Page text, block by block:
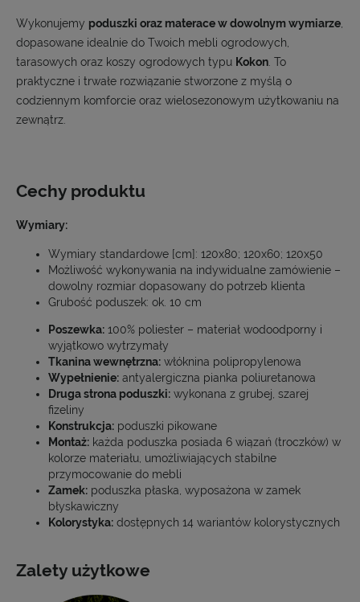
Wykonujemy poduszki oraz materace w dowolnym wymiarze,
dopasowane idealnie do Twoich mebli ogrodowych,
tarasowych oraz koszy ogrodowych typu Kokon. To
praktyczne i trwałe rozwiązanie stworzone z myślą o
codziennym komforcie oraz wielosezonowym użytkowaniu na
zewnątrz.
Cechy produktu
Wymiary:
Wymiary standardowe [cm]: 120x80; 120x60; 120x50
Możliwość wykonywania na indywidualne zamówienie –
dowolny rozmiar dopasowany do potrzeb klienta
Grubość poduszek: ok. 10 cm
Poszewka: 100% poliester – materiał wodoodporny i
wyjątkowo wytrzymały
Tkanina wewnętrzna: włóknina polipropylenowa
Wypełnienie: antyalergiczna pianka poliuretanowa
Druga strona poduszki: wykonana z grubej, szarej
fizeliny
Konstrukcja: poduszki pikowane
Montaż: każda poduszka posiada 6 wiązań (troczków) w
kolorze materiału, umożliwiających stabilne
przymocowanie do mebli
Zamek: poduszka płaska, wyposażona w zamek
błyskawiczny
Kolorystyka: dostępnych 14 wariantów kolorystycznych
Zalety użytkowe